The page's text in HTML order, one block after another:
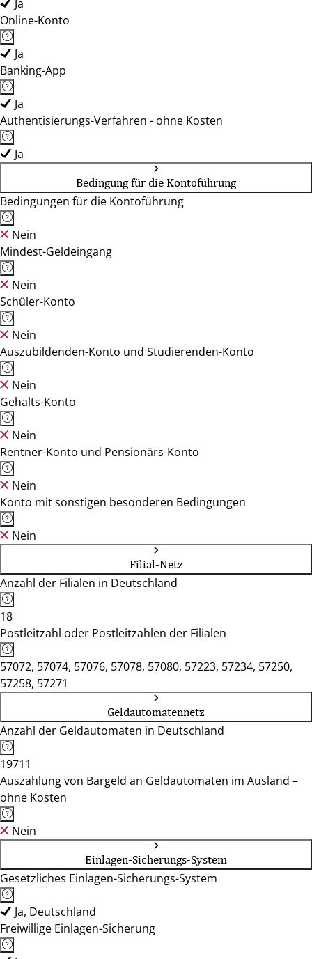
Ja
Online-Konto
Ja
Banking-App
Ja
Authentisierungs-Verfahren - ohne Kosten
Ja
Bedingung für die Kontoführung
Bedingungen für die Kontoführung
Nein
Mindest-Geldeingang
Nein
Schüler-Konto
Nein
Auszubildenden-Konto und Studierenden-Konto
Nein
Gehalts-Konto
Nein
Rentner-Konto und Pensionärs-Konto
Nein
Konto mit sonstigen besonderen Bedingungen
Nein
Filial-Netz
Anzahl der Filialen in Deutschland
18
Postleitzahl oder Postleitzahlen der Filialen
57072, 57074, 57076, 57078, 57080, 57223, 57234, 57250,
57258, 57271
Geldautomatennetz
Anzahl der Geldautomaten in Deutschland
19711
Auszahlung von Bargeld an Geldautomaten im Ausland –
ohne Kosten
Nein
Einlagen-Sicherungs-System
Gesetzliches Einlagen-Sicherungs-System
Ja, Deutschland
Freiwillige Einlagen-Sicherung